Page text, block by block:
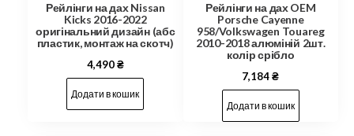
Рейлінги на дах Nissan
Kicks 2016-2022
оригінальний дизайн (абс
пластик, монтаж на скотч)
4,490₴
Додати в кошик
Рейлінги на дах OEM
Porsche Cayenne
958/Volkswagen Touareg
2010-2018 алюміній 2шт.
колір срібло
7,184₴
Додати в кошик